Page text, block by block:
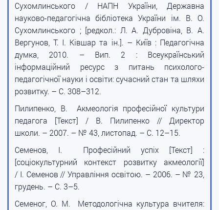
Сухомлинського / НАПН України, Державна
науково-педагогічна бібліотека України ім. В. О.
Сухомлинського ; [редкол.: Л. А. Дубровіна, В. А.
Вергунов, Т. І. Ківшар та ін.]. – Київ : Педагогічна
думка, 2010. – Вип. 2 : Всеукраїнський
інформаційний ресурс з питань психолого-
педагогічної науки і освіти: сучасний стан та шляхи
розвитку. – С. 308–312.
Пилипенко, В. Акмеологія професійної культури
педагога [Текст] / В. Пилипенко // Директор
школи. – 2007. – № 43, листопад. – С. 12–15.
Семенов, І. Професійний успіх [Текст] :
[соціокультурний контекст розвитку акмеології]
/ І. Семенов // Управління освітою. – 2006. – № 23,
грудень. – С. 3–5.
Семеног, О. М. Методологічна культура вчителя: